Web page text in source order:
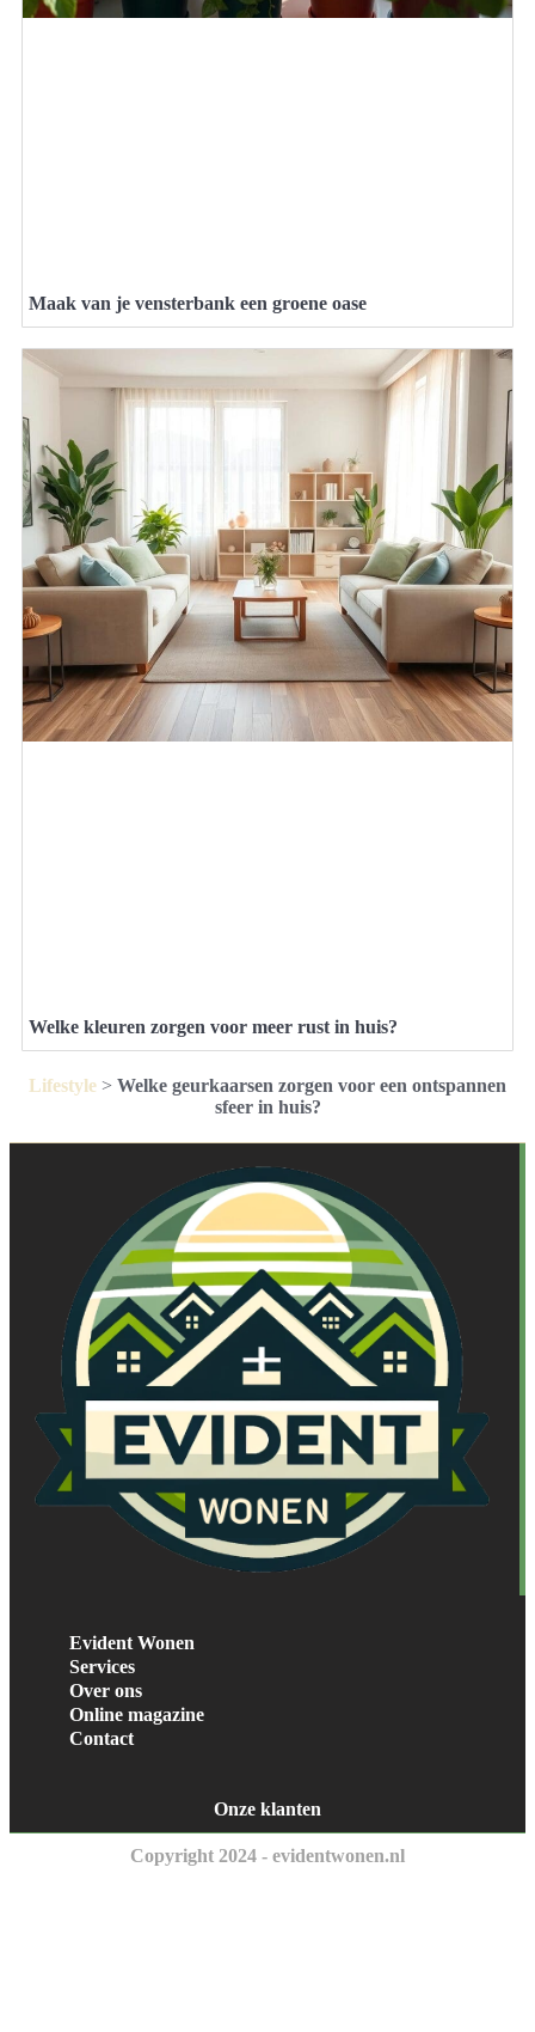
Maak van je vensterbank een groene oase
Welke kleuren zorgen voor meer rust in huis?
Lifestyle > Welke geurkaarsen zorgen voor een ontspannen
sfeer in huis?
Evident Wonen
Services
Over ons
Online magazine
Contact
Onze klanten
Copyright 2024 - evidentwonen.nl